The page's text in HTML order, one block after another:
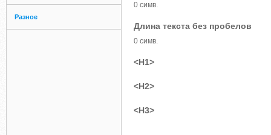
Разное
0 симв.
Длина текста без пробелов
0 симв.
<H1>
<H2>
<H3>